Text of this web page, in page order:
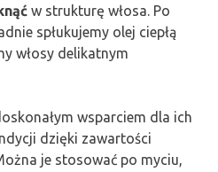
w strukturę włosa. Po
spłukujemy olej ciepłą
włosy delikatnym
wsparciem dla ich
dzięki zawartości
je stosować po myciu,